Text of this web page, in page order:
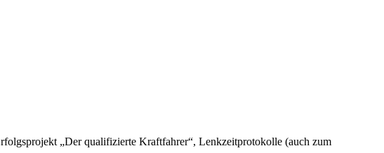
„Der qualifizierte Kraftfahrer“, Lenkzeitprotokolle (auch zum